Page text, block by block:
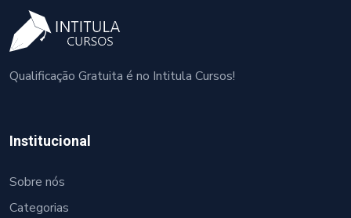
Qualificação Gratuita é no Intitula Cursos!
Institucional
Sobre nós
Categorias